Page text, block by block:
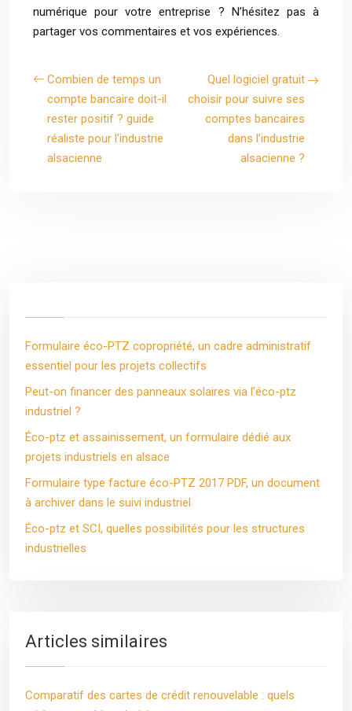
numérique pour votre entreprise ? N’hésitez pas à
partager vos commentaires et vos expériences.
Combien de temps un
compte bancaire doit-il
rester positif ? guide
réaliste pour l’industrie
alsacienne
Quel logiciel gratuit
choisir pour suivre ses
comptes bancaires
dans l’industrie
alsacienne ?
Formulaire éco-PTZ copropriété, un cadre administratif
essentiel pour les projets collectifs
Peut-on financer des panneaux solaires via l’éco-ptz
industriel ?
Éco-ptz et assainissement, un formulaire dédié aux
projets industriels en alsace
Formulaire type facture éco-PTZ 2017 PDF, un document
à archiver dans le suivi industriel
Éco-ptz et SCI, quelles possibilités pour les structures
industrielles
Articles similaires
Comparatif des cartes de crédit renouvelable : quels